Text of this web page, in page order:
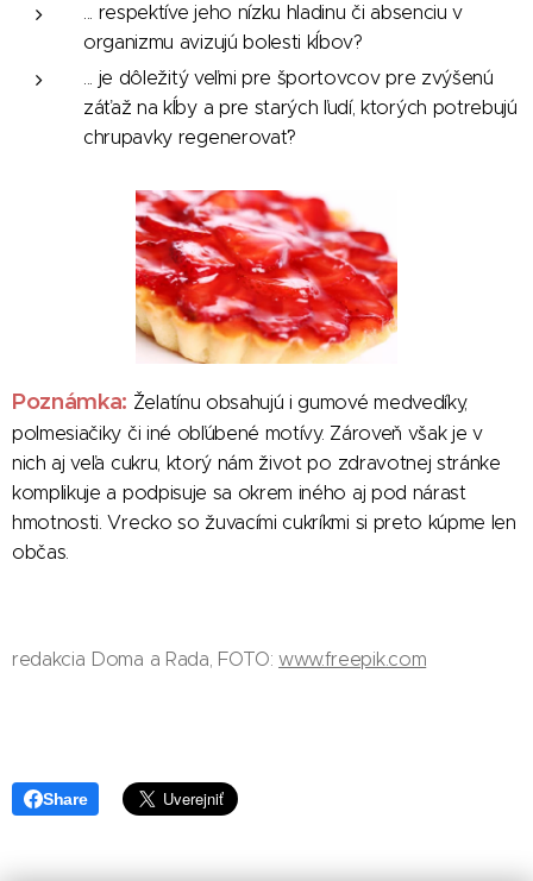
... respektíve jeho nízku hladinu či absenciu v
organizmu avizujú bolesti kĺbov?
... je dôležitý veľmi pre športovcov pre zvýšenú
záťaž na kĺby a pre starých ľudí, ktorých potrebujú
chrupavky regenerovať?
Poznámka: Želatínu obsahujú i gumové medvedíky,
polmesiačiky či iné obľúbené motívy. Zároveň však je v
nich aj veľa cukru, ktorý nám život po zdravotnej stránke
komplikuje a podpisuje sa okrem iného aj pod nárast
hmotnosti. Vrecko so žuvacími cukríkmi si preto kúpme len
občas.
redakcia Doma a Rada, FOTO:www.freepik.com
Share